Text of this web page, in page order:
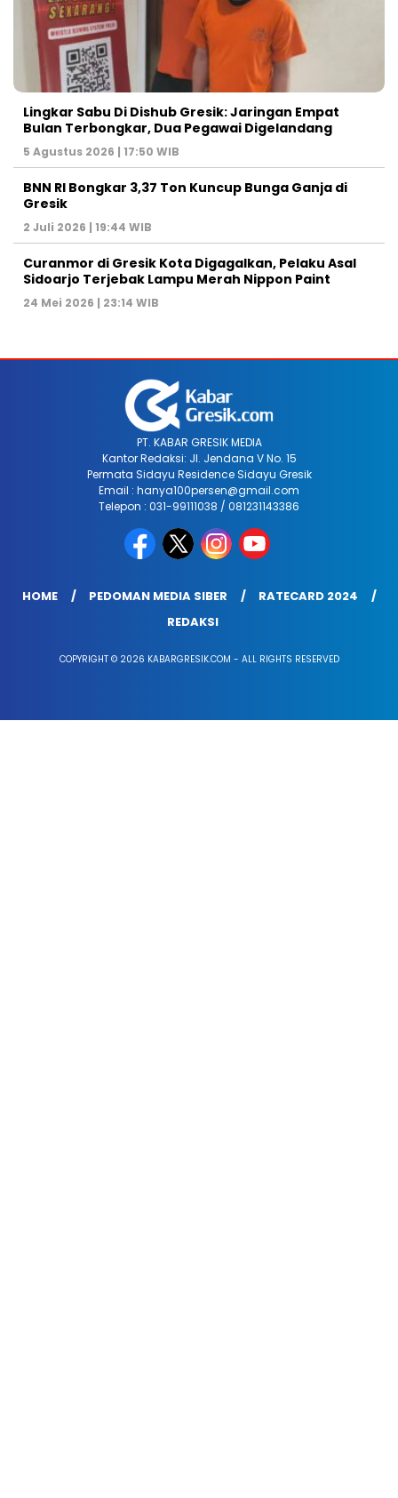
Lingkar Sabu Di Dishub Gresik: Jaringan Empat
Bulan Terbongkar, Dua Pegawai Digelandang
5 Agustus 2026 | 17:50 WIB
BNN RI Bongkar 3,37 Ton Kuncup Bunga Ganja di
Gresik
2 Juli 2026 | 19:44 WIB
Curanmor di Gresik Kota Digagalkan, Pelaku Asal
Sidoarjo Terjebak Lampu Merah Nippon Paint
24 Mei 2026 | 23:14 WIB
PT. KABAR GRESIK MEDIA
Kantor Redaksi: Jl. Jendana V No. 15
Permata Sidayu Residence Sidayu Gresik
Email : hanya100persen@gmail.com
Telepon : 031-99111038 / 081231143386
HOME PEDOMAN MEDIA SIBER
RATECARD 2024
REDAKSI
COPYRIGHT © 2026 KABARGRESIK.COM - ALL RIGHTS RESERVED